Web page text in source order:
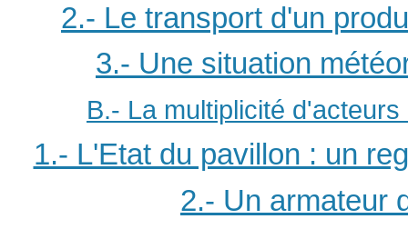
2.- Le transport d'un
3.- Une situation
B.- La multiplicité
1.- L'Etat du pavillon : un
2.- Un armateur